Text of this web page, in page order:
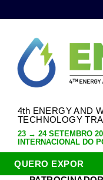
4th ENERGY AND
TECHNOLOGY
23 → 24 SETEMBRO
INTERNACIONAL DO
QUERO EXPOR